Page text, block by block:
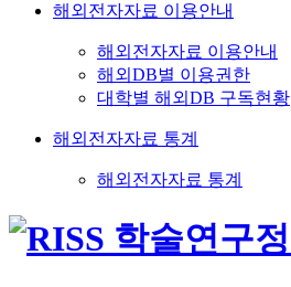
해외전자자료 이용안내
해외전자자료 이용안내
해외DB별 이용권한
대학별 해외DB 구독현황
해외전자자료 통계
해외전자자료 통계